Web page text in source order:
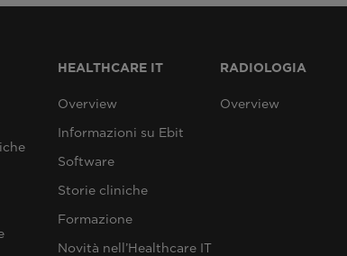
HEALTHCARE IT
Overview
Informazioni su Ebit
Software
Storie cliniche
Formazione
Novità nell’Healthcare IT
RADIOLOGIA
Overview